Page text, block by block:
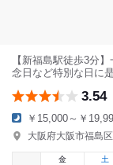
【新福島駅徒歩3分
念日など特別な日に
3.54
￥15,000～￥
大阪府大阪市福島
金
土